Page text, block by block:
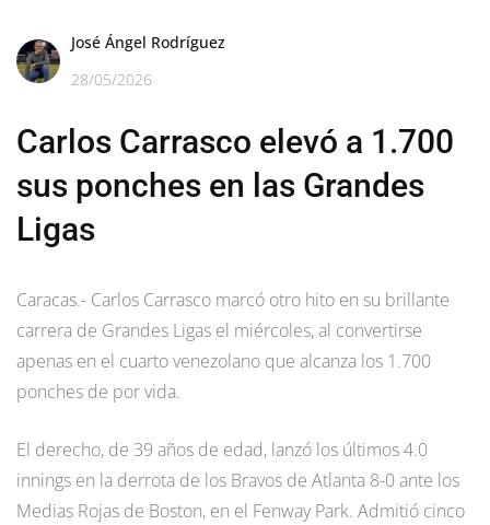
José Ángel Rodríguez
28/05/2026
Carlos Carrasco elevó a 1.700
sus ponches en las Grandes
Ligas
Caracas.- Carlos Carrasco marcó otro hito en su brillante
carrera de Grandes Ligas el miércoles, al convertirse
apenas en el cuarto venezolano que alcanza los 1.700
ponches de por vida.
El derecho, de 39 años de edad, lanzó los últimos 4.0
innings en la derrota de los Bravos de Atlanta 8-0 ante los
Medias Rojas de Boston, en el Fenway Park. Admitió cinco